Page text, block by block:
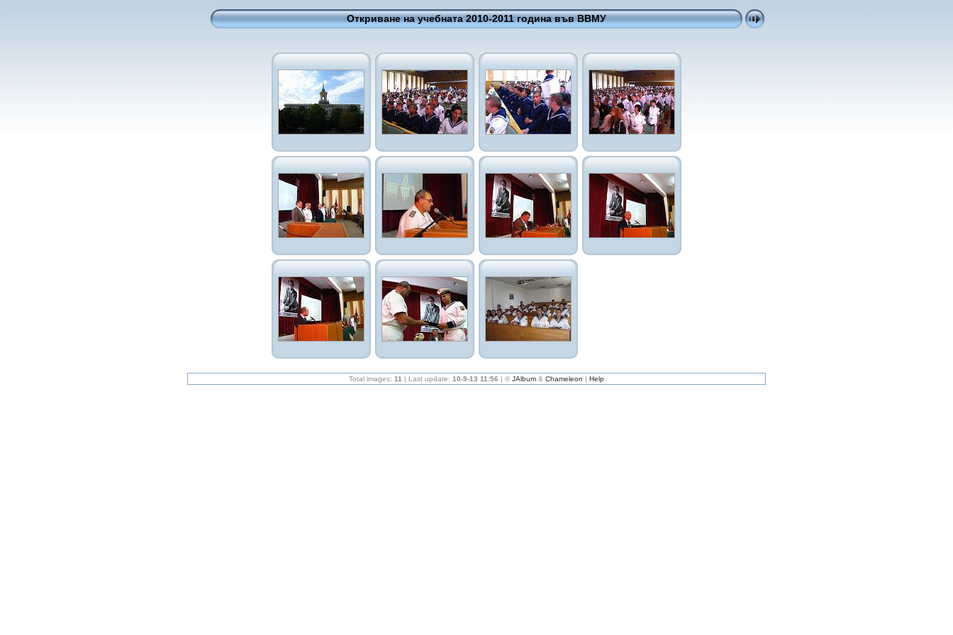
Откриване на учебната 2010-2011 година във ВВМУ
Total images: 11 | Last update: 10-9-13 11:56 | © JAlbum & Chameleon | Help